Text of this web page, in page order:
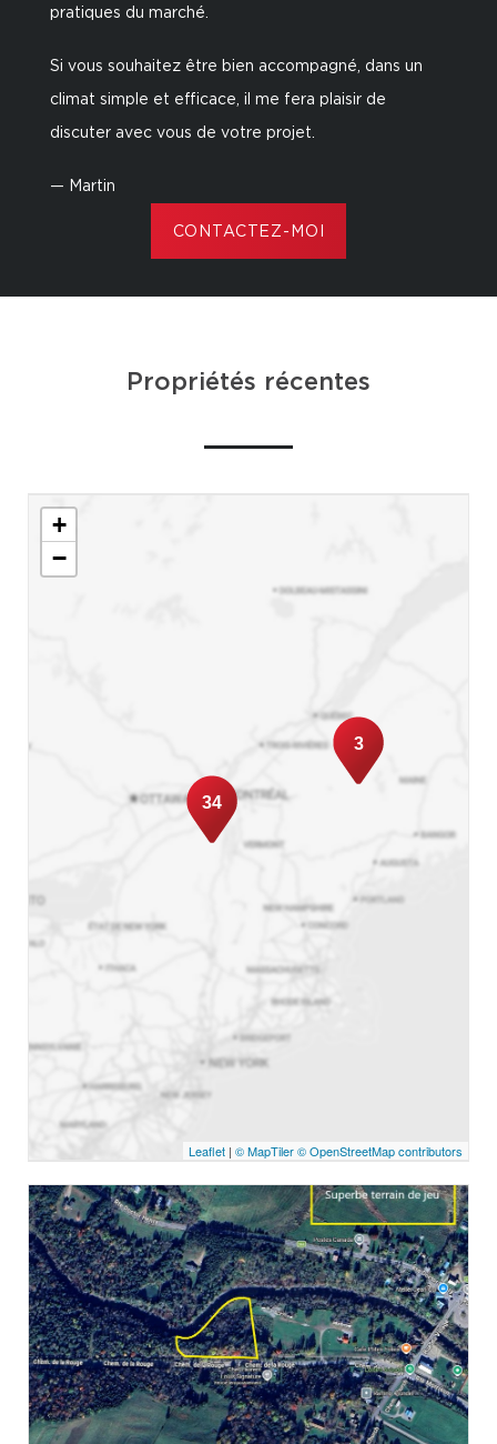
pratiques du marché.
Si vous souhaitez être bien accompagné, dans un
climat simple et efficace, il me fera plaisir de
discuter avec vous de votre projet.
— Martin
CONTACTEZ-MOI
Propriétés récentes
3
34
+
−
Leaflet | © MapTiler© OpenStreetMap contributors